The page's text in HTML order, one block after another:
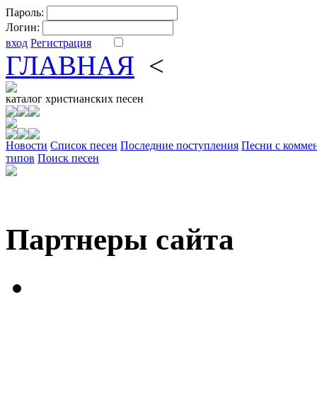
Пароль:
Логин:
вход Регистрация
ГЛАВНАЯ <
каталог христианских песен
Новости Cписок песен Последние поступления Песни с
типов Поиск песен
Партнеры сайта